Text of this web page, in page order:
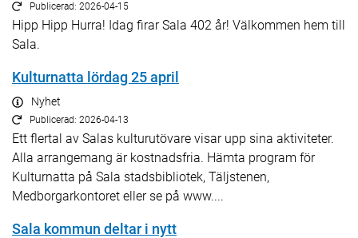
Publicerad: 2026-04-15
Hipp Hipp Hurra! Idag firar Sala 402 år! Välkommen hem till
Sala.
Kulturnatta lördag 25 april
Nyhet
Publicerad: 2026-04-13
Ett flertal av Salas kulturutövare visar upp sina aktiviteter.
Alla arrangemang är kostnadsfria. Hämta program för
Kulturnatta på Sala stadsbibliotek, Täljstenen,
Medborgarkontoret eller se på www....
Sala kommun deltar i nytt